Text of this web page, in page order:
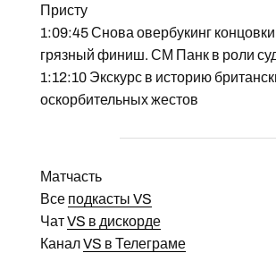
Присту
1:09:45 Снова овербукинг
грязный финиш. СМ Панк в роли
1:12:10 Экскурс в историю
оскорбительных жестов
Матчасть
Все подкасты VS
ЧатVS в дискорде
КаналVS в Телеграме